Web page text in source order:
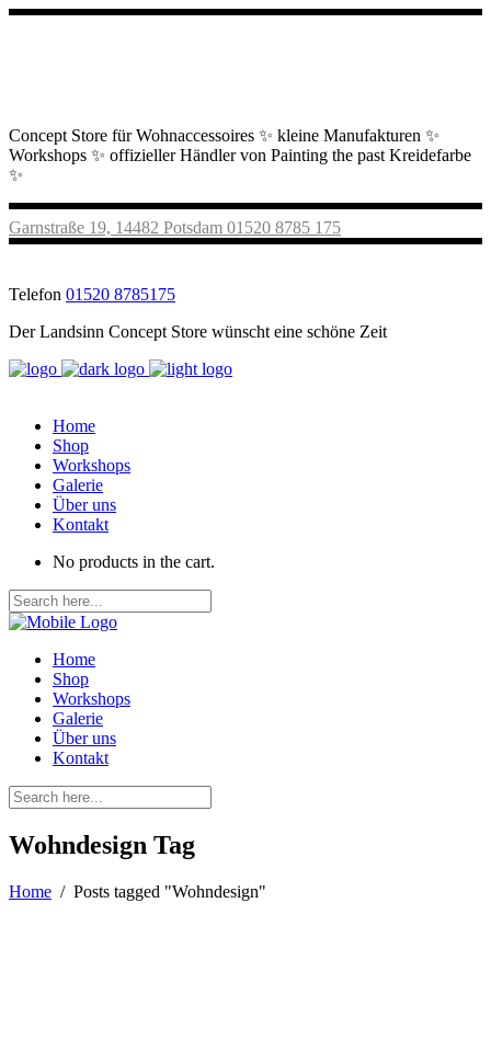
Concept Store für Wohnaccessoires ✨ kleine Manufakturen ✨
Workshops ✨ offizieller Händler von Painting the past Kreidefarbe
✨
Garnstraße 19, 14482 Potsdam 01520 8785 175
Telefon 01520 8785175
Der Landsinn Concept Store wünscht eine schöne Zeit
Home
Shop
Workshops
Galerie
Über uns
Kontakt
No products in the cart.
Home
Shop
Workshops
Galerie
Über uns
Kontakt
Wohndesign Tag
Home / Posts tagged "Wohndesign"